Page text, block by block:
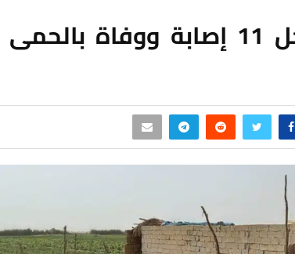
ذي قار تسجل 11 إصابة ووفاة